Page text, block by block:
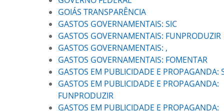
GOIÁS TRANSPARÊNCIA
GASTOS GOVERNAMENTAIS: SIC
GASTOS GOVERNAMENTAIS: FUNPRODUZIR
GASTOS GOVERNAMENTAIS: ,
GASTOS GOVERNAMENTAIS: FOMENTAR
GASTOS EM PUBLICIDADE E PROPAGANDA:
GASTOS EM PUBLICIDADE E PROPAGANDA:
FUNPRODUZIR
GASTOS EM PUBLICIDADE E PROPAGANDA: